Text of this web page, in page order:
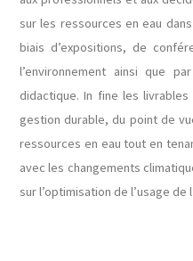
sur les ressources en eau
biais d’expositions, de
l’environnement ainsi que
didactique. In fine les
gestion durable, du point de
ressources en eau tout en
avec les changements
sur l’optimisation de l’usage de